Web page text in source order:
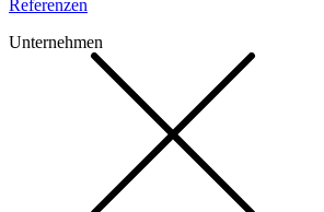
Referenzen
Unternehmen